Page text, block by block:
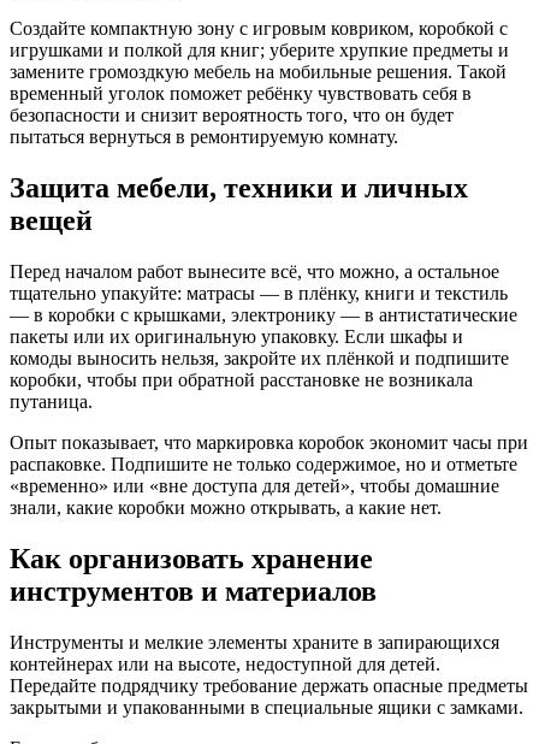
Создайте компактную зону с игровым ковриком, коробкой с
игрушками и полкой для книг; уберите хрупкие предметы и
замените громоздкую мебель на мобильные решения. Такой
временный уголок поможет ребёнку чувствовать себя в
безопасности и снизит вероятность того, что он будет
пытаться вернуться в ремонтируемую комнату.
Защита мебели, техники и личных
вещей
Перед началом работ вынесите всё, что можно, а остальное
тщательно упакуйте: матрасы — в плёнку, книги и текстиль
— в коробки с крышками, электронику — в антистатические
пакеты или их оригинальную упаковку. Если шкафы и
комоды выносить нельзя, закройте их плёнкой и подпишите
коробки, чтобы при обратной расстановке не возникала
путаница.
Опыт показывает, что маркировка коробок экономит часы при
распаковке. Подпишите не только содержимое, но и отметьте
«временно» или «вне доступа для детей», чтобы домашние
знали, какие коробки можно открывать, а какие нет.
Как организовать хранение
инструментов и материалов
Инструменты и мелкие элементы храните в запирающихся
контейнерах или на высоте, недоступной для детей.
Передайте подрядчику требование держать опасные предметы
закрытыми и упакованными в специальные ящики с замками.